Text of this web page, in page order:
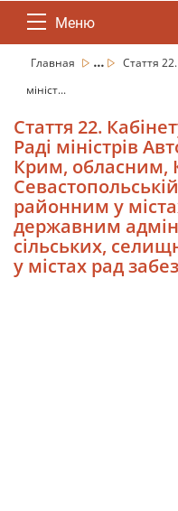
Меню
Главная ...
Стаття 22.
мініст...
Стаття 22.
Раді міністрів
Крим, обласним,
районним у
державним
сільських,
у містах рад